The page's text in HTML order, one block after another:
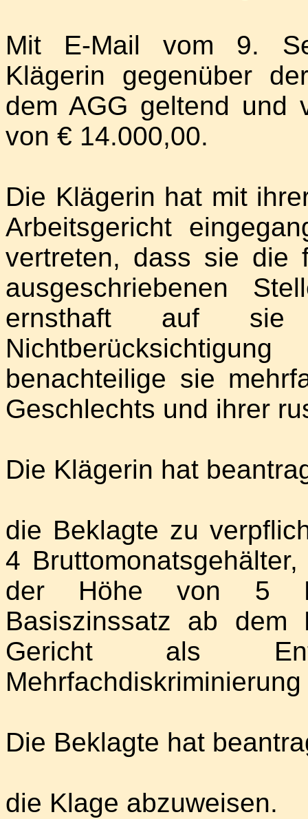
Mit E-Mail vom 9.
Klägerin gegenüber
dem AGG geltend und
von € 14.000,00.
Die Klägerin hat mit
Arbeitsgericht
vertreten, dass sie die
ausgeschriebenen
ernsthaft auf sie
benachteilige sie
Geschlechts und ihrer
Die Klägerin hat
die Beklagte zu
4
der Höhe von 5
Basiszinssatz ab
Gericht als
Die Beklagte hat
die Klage abzuweisen.